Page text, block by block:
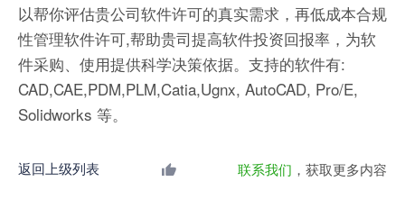
以帮你评估贵公司软件许可的真实需求，再低成本合规
性管理软件许可,帮助贵司提高软件投资回报率，为软
件采购、使用提供科学决策依据。支持的软件有:
CAD,CAE,PDM,PLM,Catia,Ugnx, AutoCAD, Pro/E,
Solidworks 等。
返回上级列表 联系我们 ，获取更多内容